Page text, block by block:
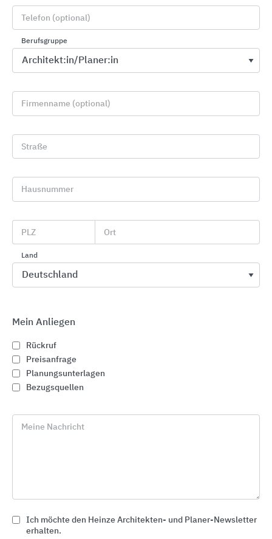
Holzfaserdämmplatten, DWD- und OSB-Produkte
Telefon (optional)
Berufsgruppe
Firmenname (optional)
Straße
Hausnummer
PLZ Ort
Land
Mein Anliegen
Rückruf
Preisanfrage
Planungsunterlagen
Bezugsquellen
Meine Nachricht
Ich möchte den Heinze Architekten- und Planer-Newsletter
erhalten.